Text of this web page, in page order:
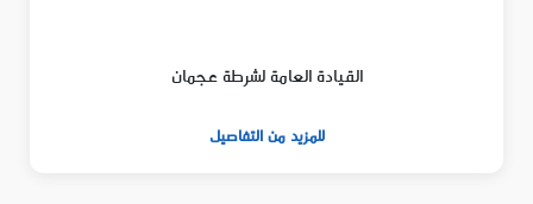
القيادة العامة لشرطة عجمان
للمزيد من التفاصيل